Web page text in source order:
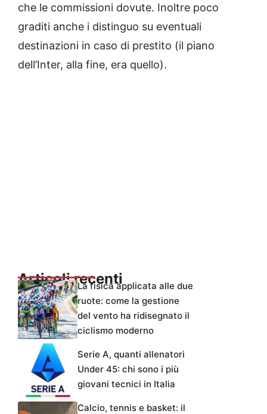
che le commissioni dovute. Inoltre poco
graditi anche i distinguo su eventuali
destinazioni in caso di prestito (il piano
dell’Inter, alla fine, era quello).
Articoli recentiLa fisica applicata alle due
ruote: come la gestione
del vento ha ridisegnato il
ciclismo moderno
Serie A, quanti allenatori
Under 45: chi sono i più
giovani tecnici in Italia
Calcio, tennis e basket: il